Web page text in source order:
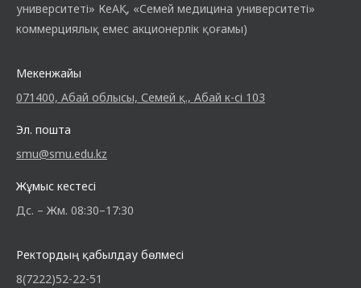
университеті» КеАҚ, «Семей медицина университеті»
коммерциялық емес акционерлік қоғамы)
Мекенжайы
071400, Абай облысы, Семей қ., Абай к-сі 103
Эл. пошта
smu@smu.edu.kz
Жұмыс кестесі
Дс. – Жм. 08:30–17:30
Ректордың қабылдау бөлмесі
8(7222)52-22-51